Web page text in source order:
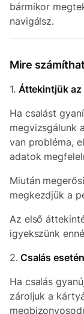
bármikor
navigálsz.
Mire
1. Áttekintjük
Ha csalást
megvizsgálunk
van probléma,
adatok
Miután
megkezdjük a
Az első
igyekszünk
2. Csalás
Ha csalás
zároljuk a